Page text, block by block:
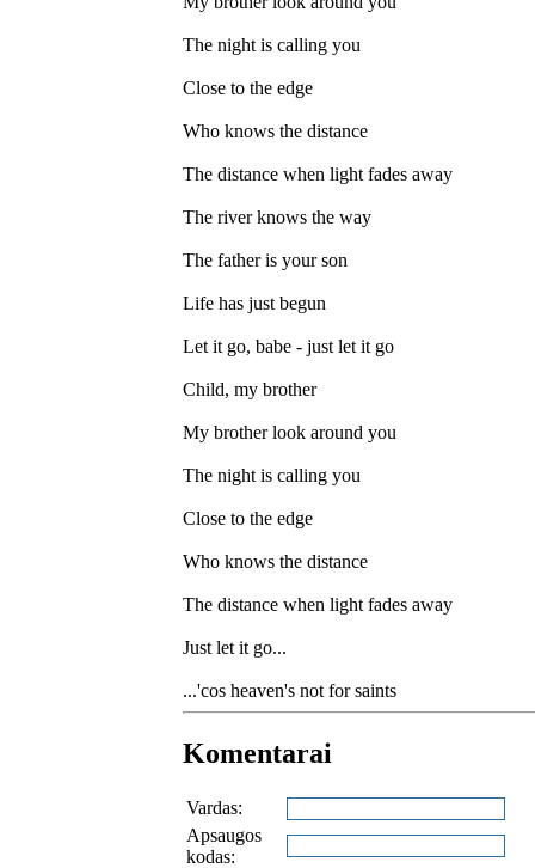
The night is calling you
Close to the edge
Who knows the distance
The distance when light fades away
The river knows the way
The father is your son
Life has just begun
Let it go, babe - just let it go
Child, my brother
My brother look around you
The night is calling you
Close to the edge
Who knows the distance
The distance when light fades away
Just let it go...
...'cos heaven's not for saints
Komentarai
Vardas:
Apsaugos
kodas: